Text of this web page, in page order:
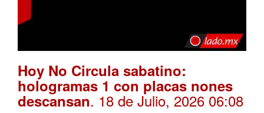
Hoy No Circula sabatino:
hologramas 1 con placas nones
descansan. 18 de Julio, 2026 06:08